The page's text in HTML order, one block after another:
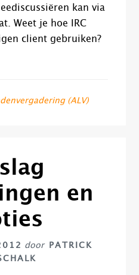
kan via
Weet je hoe IRC
client gebruiken?
(ALV)
en
door
PATRICK